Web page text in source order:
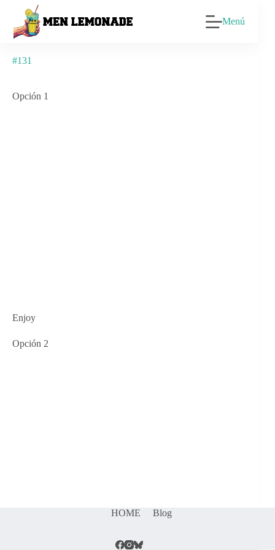
contenido
Menú
#131
Opción 1
Enjoy
Opción 2
HOME Blog